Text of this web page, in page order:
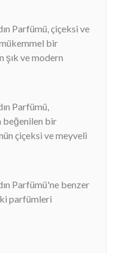
Parfümü, çiçeksi ve
bir
şık ve modern
Parfümü,
beğenilen bir
çiçeksi ve meyveli
Parfümü'ne benzer
parfümleri